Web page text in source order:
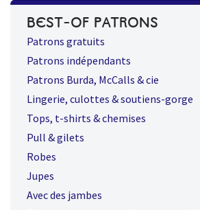
BEST-OF PATRONS
Patrons gratuits
Patrons indépendants
Patrons Burda, McCalls & cie
Lingerie, culottes & soutiens-gorge
Tops, t-shirts & chemises
Pull & gilets
Robes
Jupes
Avec des jambes